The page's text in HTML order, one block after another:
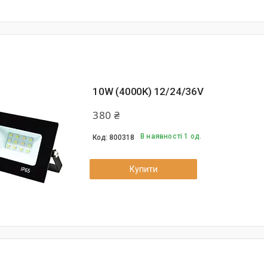
10W (4000K) 12/24/36V
380 ₴
800318 В наявності 1 од.
Купити